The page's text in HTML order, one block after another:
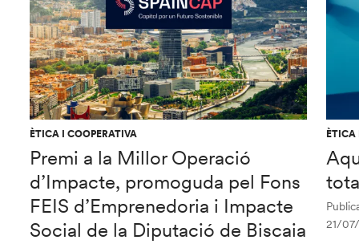
ÈTICA I COOPERATIVA
Premi a la Millor Operació
d’Impacte, promoguda pel Fons
FEIS d’Emprenedoria i Impacte
Social de la Diputació de Biscaia
ÈTICA
21/